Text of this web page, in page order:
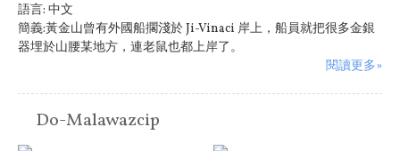
語言: 中文
簡義:黃金山曾有外國船擱淺於 Ji-Vinaci 岸上，船員就把很多金銀
器埋於山腰某地方，連老鼠也都上岸了。
閱讀更多»
Do-Malawazcip